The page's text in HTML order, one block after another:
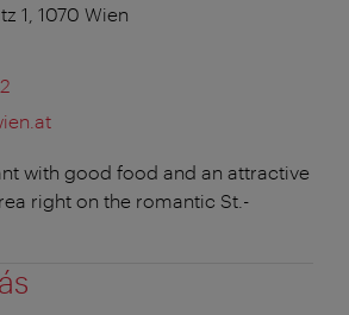
1, 1070 Wien
with good food and an attractive
right on the romantic St.-